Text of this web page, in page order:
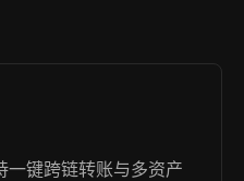
一键跨链转账与多资产